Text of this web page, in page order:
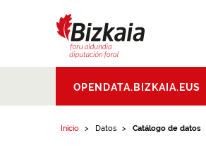
Aldundia.Diputacion
Foral de Bizkaia
OPENDATA.BIZKAIA.EUS
Inicio Datos Catálogo de datos